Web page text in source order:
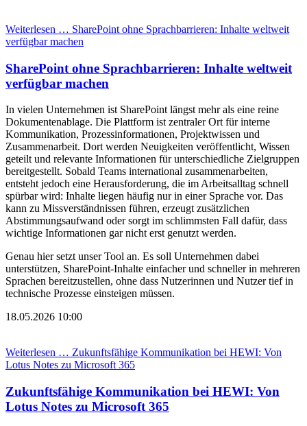
Weiterlesen … SharePoint ohne Sprachbarrieren: Inhalte weltweit
verfügbar machen
SharePoint ohne Sprachbarrieren: Inhalte weltweit
verfügbar machen
In vielen Unternehmen ist SharePoint längst mehr als eine reine
Dokumentenablage. Die Plattform ist zentraler Ort für interne
Kommunikation, Prozessinformationen, Projektwissen und
Zusammenarbeit. Dort werden Neuigkeiten veröffentlicht, Wissen
geteilt und relevante Informationen für unterschiedliche Zielgruppen
bereitgestellt. Sobald Teams international zusammenarbeiten,
entsteht jedoch eine Herausforderung, die im Arbeitsalltag schnell
spürbar wird: Inhalte liegen häufig nur in einer Sprache vor. Das
kann zu Missverständnissen führen, erzeugt zusätzlichen
Abstimmungsaufwand oder sorgt im schlimmsten Fall dafür, dass
wichtige Informationen gar nicht erst genutzt werden.
Genau hier setzt unser Tool an. Es soll Unternehmen dabei
unterstützen, SharePoint-Inhalte einfacher und schneller in mehreren
Sprachen bereitzustellen, ohne dass Nutzerinnen und Nutzer tief in
technische Prozesse einsteigen müssen.
18.05.2026 10:00
Weiterlesen … Zukunftsfähige Kommunikation bei HEWI: Von
Lotus Notes zu Microsoft 365
Zukunftsfähige Kommunikation bei HEWI: Von
Lotus Notes zu Microsoft 365